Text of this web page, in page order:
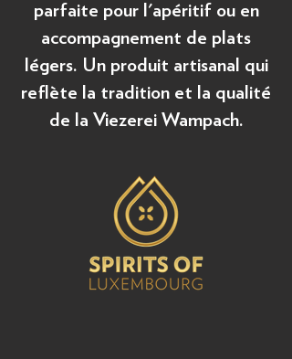
parfaite pour l'apéritif ou en
accompagnement de plats
légers. Un produit artisanal qui
reflète la tradition et la qualité
de la Viezerei Wampach.